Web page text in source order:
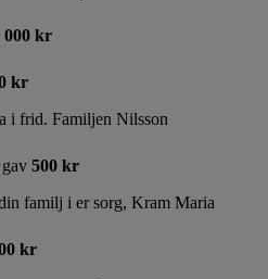
000 kr
kr
i frid. Familjen Nilsson
gav 500 kr
familj i er sorg, Kram Maria
kr